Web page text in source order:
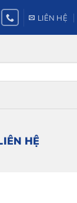
LIÊN HỆ
HỆ